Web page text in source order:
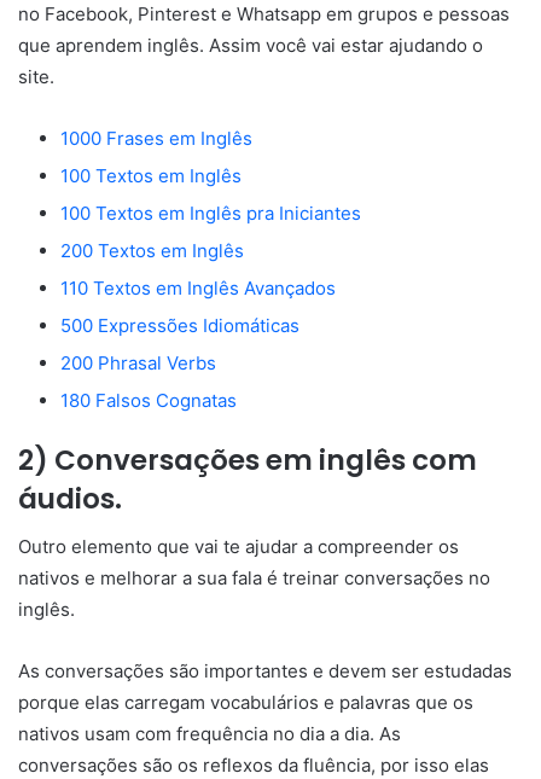
no Facebook, Pinterest e Whatsapp em grupos e pessoas
que aprendem inglês. Assim você vai estar ajudando o
site.
1000 Frases em Inglês
100 Textos em Inglês
100 Textos em Inglês pra Iniciantes
200 Textos em Inglês
110 Textos em Inglês Avançados
500 Expressões Idiomáticas
200 Phrasal Verbs
180 Falsos Cognatas
2) Conversações em inglês com
áudios.
Outro elemento que vai te ajudar a compreender os
nativos e melhorar a sua fala é treinar conversações no
inglês.
As conversações são importantes e devem ser estudadas
porque elas carregam vocabulários e palavras que os
nativos usam com frequência no dia a dia. As
conversações são os reflexos da fluência, por isso elas